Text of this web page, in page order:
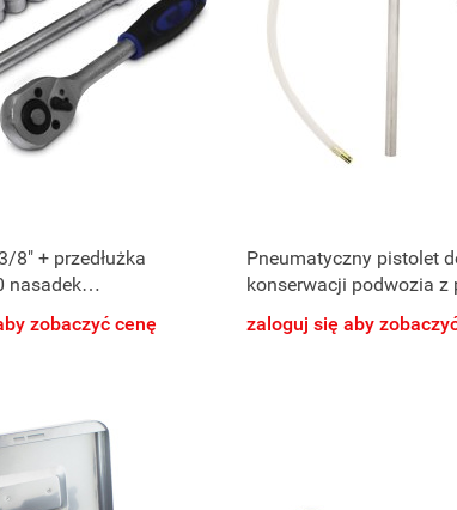
8" + przedłużka
nasadek
zobaczyć cenę
Pneumatyczny pistolet
konserwacji podwozia z
zaloguj się aby